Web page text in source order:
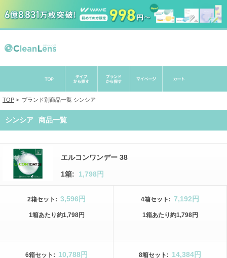
TOP > ブランド別商品一覧 シンシア
シンシア 商品一覧
エルコンワンデー 38
1箱: 1,798円
2箱セット : 3,596円
1箱あたり約1,798円
4箱セット : 7,192円
1箱あたり約1,798円
6箱セット : 10,788円 8箱セット : 14,384円